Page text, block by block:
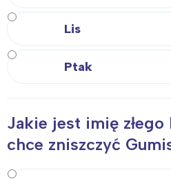
Lis
Ptak
Jakie jest imię
chce zniszczyć